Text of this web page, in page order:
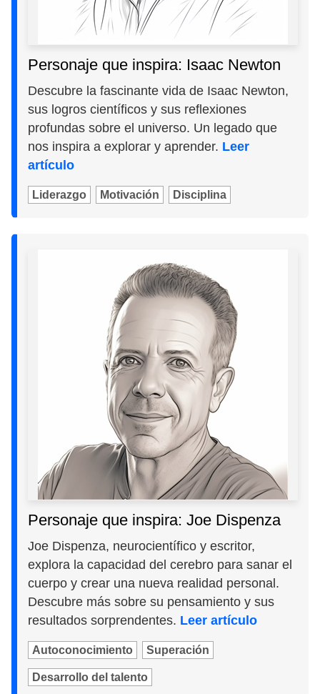
Personaje que inspira: Isaac Newton
Descubre la fascinante vida de Isaac Newton,
sus logros científicos y sus reflexiones
profundas sobre el universo. Un legado que
nos inspira a explorar y aprender. Leer
artículo
Liderazgo Motivación Disciplina
Personaje que inspira: Joe Dispenza
Joe Dispenza, neurocientífico y escritor,
explora la capacidad del cerebro para sanar el
cuerpo y crear una nueva realidad personal.
Descubre más sobre su pensamiento y sus
resultados sorprendentes. Leer artículo
Autoconocimiento Superación
Desarrollo del talento